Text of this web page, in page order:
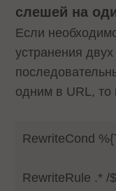
слешей на
Если
устранения
одним в URL,
RewriteCond
RewriteRule .* /